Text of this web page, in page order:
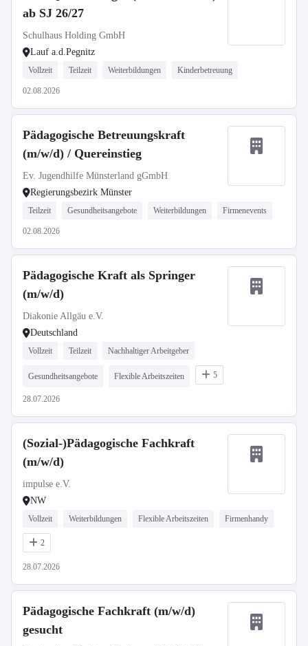
ab SJ 26/27
Schulhaus Holding GmbH
Lauf a.d.Pegnitz
Vollzeit Teilzeit Weiterbildungen Kinderbetreuung
02.08.2026
Pädagogische Betreuungskraft
(m/w/d) / Quereinstieg
Ev. Jugendhilfe Münsterland gGmbH
Regierungsbezirk Münster
Teilzeit Gesundheitsangebote Weiterbildungen Firmenevents
02.08.2026
Pädagogische Kraft als Springer
(m/w/d)
Diakonie Allgäu e.V.
Deutschland
Vollzeit Teilzeit Nachhaltiger Arbeitgeber
Gesundheitsangebote Flexible Arbeitszeiten 5
28.07.2026
(Sozial-)Pädagogische Fachkraft
(m/w/d)
impulse e.V.
NW
Vollzeit Weiterbildungen Flexible Arbeitszeiten Firmenhandy
2
28.07.2026
Pädagogische Fachkraft (m/w/d)
gesucht